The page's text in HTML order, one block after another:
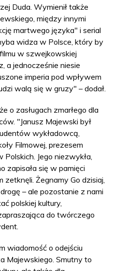
Duda. Wymienił także
między innymi
martwego języka" i serial
widza w Polsce, który by
w szwejkowskiej
a jednocześnie niesie
imperia pod wpływem
walą się w gruzy" – dodał.
o zasługach zmarłego dla
"Janusz Majewski był
wykładowcą,
Filmowej, prezesem
Jego niezwykła,
zapisała się w pamięci
Żegnamy Go dzisiaj,
– ale pozostanie z nami
polskiej kultury,
do twórczego
wiadomość o odejściu
Majewskiego. Smutny to